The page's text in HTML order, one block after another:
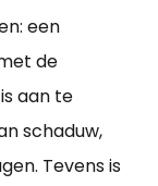
een
de
aan te
schaduw,
Tevens is